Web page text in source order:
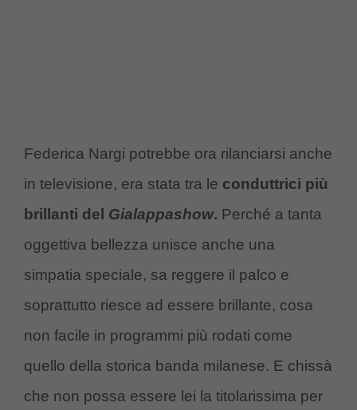
Federica Nargi potrebbe ora rilanciarsi anche
in televisione, era stata tra le conduttrici più
brillanti del Gialappashow. Perché a tanta
oggettiva bellezza unisce anche una
simpatia speciale, sa reggere il palco e
soprattutto riesce ad essere brillante, cosa
non facile in programmi più rodati come
quello della storica banda milanese. E chissà
che non possa essere lei la titolarissima per